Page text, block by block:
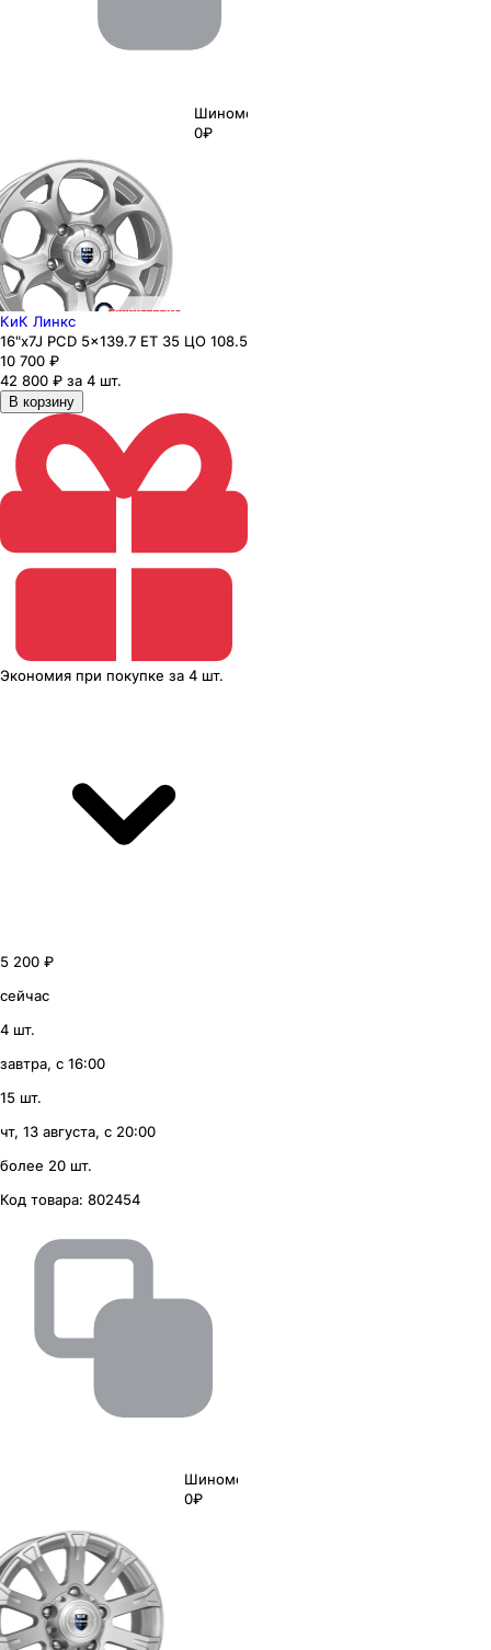
Шиномонтаж
0₽
КиК Линкс
16"x7J PCD 5x139.7 ЕТ 35 ЦО 108.5
10 700 ₽
42 800 ₽ за 4 шт.
В корзину
Экономия при покупке за 4 шт.
5 200 ₽
сейчас
4 шт.
завтра, с 16:00
15 шт.
чт, 13 августа, с 20:00
более 20 шт.
Код товара: 802454
Шиномонтаж
0₽